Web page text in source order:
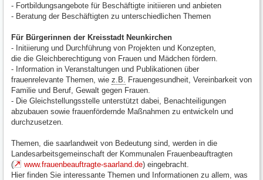
- Fortbildungsangebote für Beschäftigte initiieren und anbieten
- Beratung der Beschäftigten zu unterschiedlichen Themen
Für Bürgerinnen der Kreisstadt Neunkirchen
- Initiierung und Durchführung von Projekten und Konzepten,
die die Gleichberechtigung von Frauen und Mädchen fördern.
- Information in Veranstaltungen und Publikationen über
frauenrelevante Themen, wie z.B.
Frauengesundheit, Vereinbarkeit von
Familie und Beruf, Gewalt gegen Frauen.
- Die Gleichstellungsstelle unterstützt dabei, Benachteiligungen
abzubauen sowie frauenfördernde Maßnahmen zu entwickeln und
durchzusetzen.
Themen, die saarlandweit von Bedeutung sind, werden in die
Landesarbeitsgemeinschaft der Kommunalen Frauenbeauftragten
(
www.frauenbeauftragte-saarland.de) eingebracht.
Hier finden Sie interessante Themen und Informationen zu allem, was